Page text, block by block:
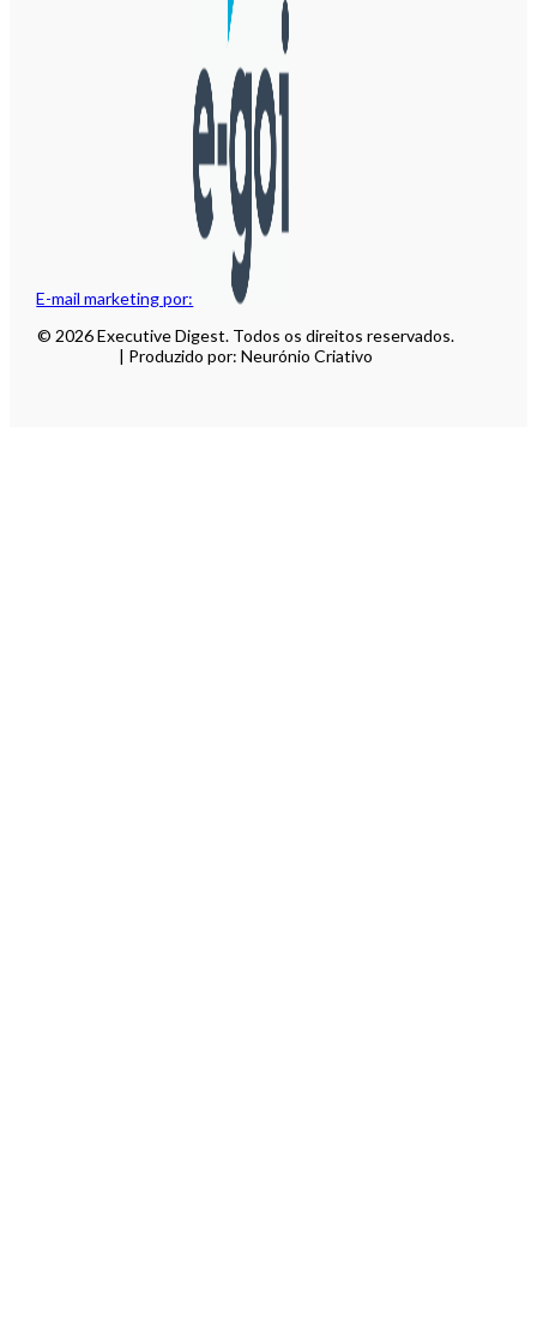
E-mail marketing por:
© 2026 Executive Digest. Todos os direitos reservados.
| Produzido por: Neurónio Criativo